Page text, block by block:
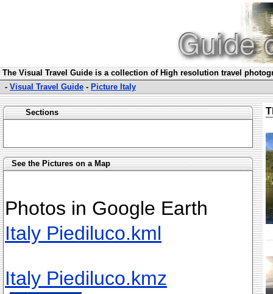
The Visual Travel Guide is a collection of High resolution travel
- Visual Travel Guide - Picture Italy
Sections
See the Pictures on a Map
Photos in Google Earth
Italy Piediluco.kml
Italy Piediluco.kmz